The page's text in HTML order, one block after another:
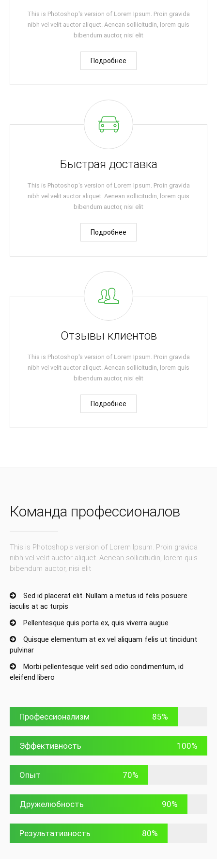
This is Photoshop's version of Lorem Ipsum. Proin gravida
nibh vel velit auctor aliquet. Aenean sollicitudin, lorem quis
bibendum auctor, nisi elit
Подробнее
Быстрая доставка
This is Photoshop's version of Lorem Ipsum. Proin gravida
nibh vel velit auctor aliquet. Aenean sollicitudin, lorem quis
bibendum auctor, nisi elit
Подробнее
Отзывы клиентов
This is Photoshop's version of Lorem Ipsum. Proin gravida
nibh vel velit auctor aliquet. Aenean sollicitudin, lorem quis
bibendum auctor, nisi elit
Подробнее
Команда профессионалов
This is Photoshop's version of Lorem Ipsum. Proin gravida
nibh vel velit auctor aliquet. Aenean sollicitudin, lorem quis
bibendum auctor, nisi elit
Sed id placerat elit. Nullam a metus id felis posuere
iaculis at ac turpis
Pellentesque quis porta ex, quis viverra augue
Quisque elementum at ex vel aliquam felis ut tincidunt
pulvinar
Morbi pellentesque velit sed odio condimentum, id
eleifend libero
Профессионализм 85%
Эффективность 100%
Опыт 70%
Дружелюбность 90%
Результативность 80%